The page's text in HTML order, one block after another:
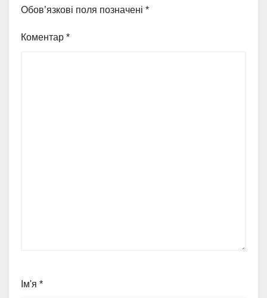
Обов’язкові поля позначені *
Коментар *
Ім'я *